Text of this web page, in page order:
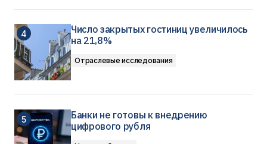
Число закрытых гостиниц увеличилось
на 21,8%
Отраслевые исследования
Банки не готовы к внедрению
цифрового рубля